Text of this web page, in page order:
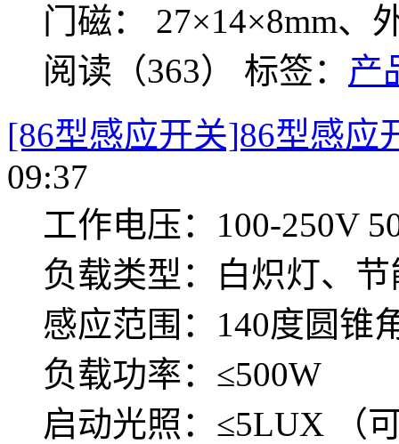
门磁： 27×14×8mm、
阅读（363） 标签： 产
[86型感应开关]86型感应
09:37
工作电压：100-250V
负载类型：白炽灯、
感应范围：140度圆锥
负载功率：≤500W
启动光照：≤5LUX （